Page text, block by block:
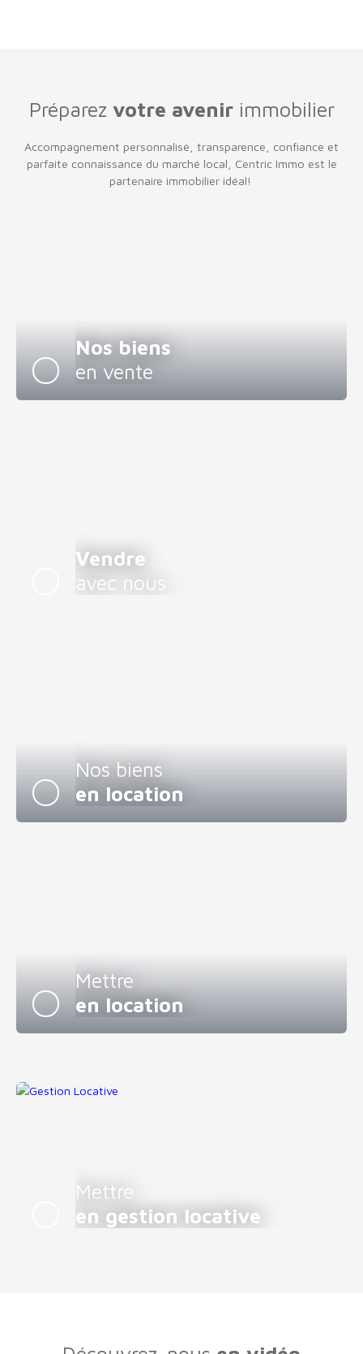
Préparez votre avenirimmobilier
Accompagnement personnalisé, transparence, confiance et
parfaite connaissance du marché local, Centric Immo est le
partenaire immobilier idéal!
Nos biens
en vente
Vendre
avec nous
Nos biens
en location
Mettre
en location
Mettre
en gestion locative